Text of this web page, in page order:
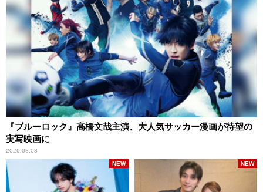
『ブルーロック』高橋文哉主演、大人気サッカー漫画が待望の
実写映画に
2026.08.08
NEW NEW